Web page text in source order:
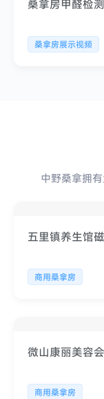
桑拿房甲醛检
桑拿房展示视频
中野桑拿拥
五里镇养生馆
商用桑拿房
微山康丽美容
商用桑拿房